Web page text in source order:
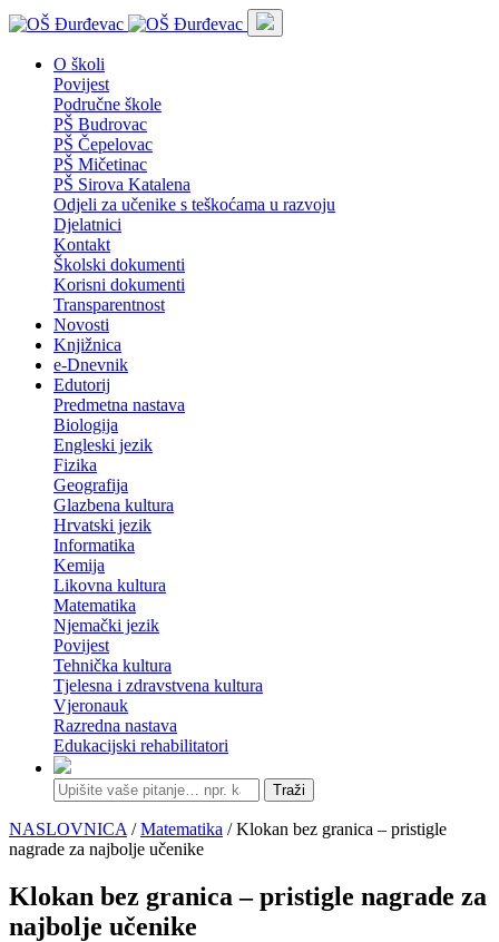
O školi
Povijest
Područne škole
PŠ Budrovac
PŠ Čepelovac
PŠ Mičetinac
PŠ Sirova Katalena
Odjeli za učenike s teškoćama u razvoju
Djelatnici
Kontakt
Školski dokumenti
Korisni dokumenti
Transparentnost
Novosti
Knjižnica
e-Dnevnik
Edutorij
Predmetna nastava
Biologija
Engleski jezik
Fizika
Geografija
Glazbena kultura
Hrvatski jezik
Informatika
Kemija
Likovna kultura
Matematika
Njemački jezik
Povijest
Tehnička kultura
Tjelesna i zdravstvena kultura
Vjeronauk
Razredna nastava
Edukacijski rehabilitatori
Traži
NASLOVNICA /Matematika / Klokan bez granica – pristigle
nagrade za najbolje učenike
Klokan bez granica – pristigle nagrade za
najbolje učenike